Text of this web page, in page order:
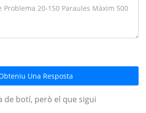
Una Resposta
de botí, però el que sigui